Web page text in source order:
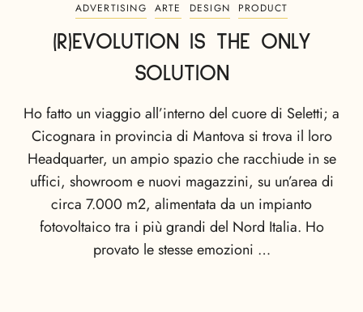
ADVERTISING ARTE DESIGN PRODUCT
(R)EVOLUTION IS THE ONLY
SOLUTION
Ho fatto un viaggio all’interno del cuore di Seletti; a
Cicognara in provincia di Mantova si trova il loro
Headquarter, un ampio spazio che racchiude in se
uffici, showroom e nuovi magazzini, su un’area di
circa 7.000 m2, alimentata da un impianto
fotovoltaico tra i più grandi del Nord Italia. Ho
provato le stesse emozioni …